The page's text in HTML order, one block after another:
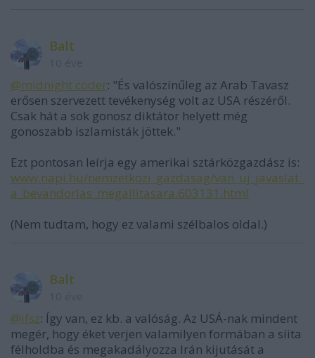
Balt
@midnight coder: "És valószínűleg az Arab Tavasz
erősen szervezett tevékenység volt az USA részéről.
Csak hát a sok gonosz diktátor helyett még
gonoszabb iszlamisták jöttek."
Ezt pontosan leírja egy amerikai sztárközgazdász is:
www.napi.hu/nemzetkozi_gazdasag/van_uj_javaslat_
a_bevandorlas_megallitasara.603131.html
(Nem tudtam, hogy ez valami szélbalos oldal.)
Balt
@ifsz: Így van, ez kb. a valóság. Az USÁ-nak mindent
megér, hogy éket verjen valamilyen formában a síita
félholdba és megakadályozza Irán kijutását a